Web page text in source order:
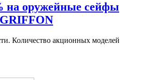
на оружейные сейфы
Количество акционных моделей